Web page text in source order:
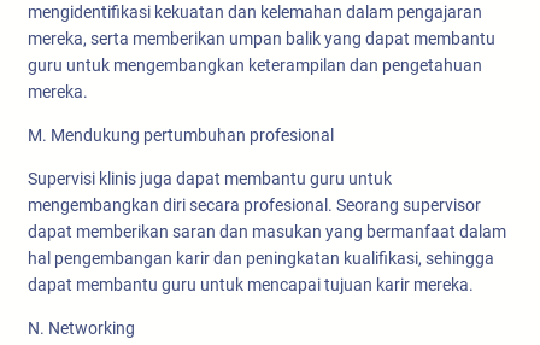
mengidentifikasi kekuatan dan kelemahan dalam pengajaran
mereka, serta memberikan umpan balik yang dapat membantu
guru untuk mengembangkan keterampilan dan pengetahuan
mereka.
M. Mendukung pertumbuhan profesional
Supervisi klinis juga dapat membantu guru untuk
mengembangkan diri secara profesional. Seorang supervisor
dapat memberikan saran dan masukan yang bermanfaat dalam
hal pengembangan karir dan peningkatan kualifikasi, sehingga
dapat membantu guru untuk mencapai tujuan karir mereka.
N. Networking